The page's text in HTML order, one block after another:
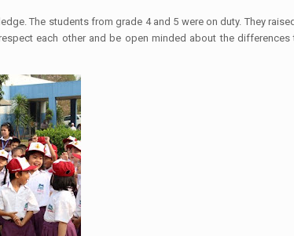
The students from grade 4 and 5 were on duty. They
each other and be open minded about the